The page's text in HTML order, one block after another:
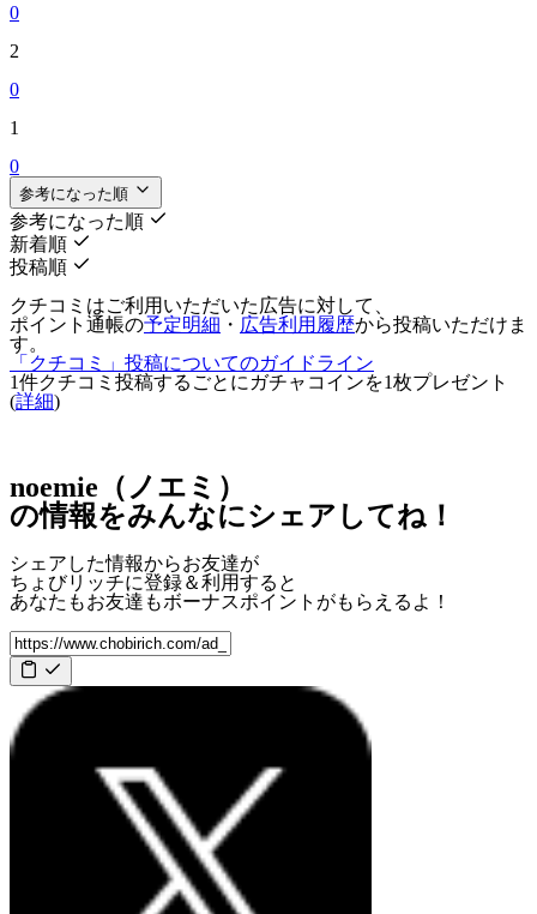
0
2
0
1
0
参考になった順
参考になった順
新着順
投稿順
クチコミはご利用いただいた広告に対して、
ポイント通帳の予定明細 ・ 広告利用履歴から投稿いただけま
す。
「クチコミ」投稿についてのガイドライン
1件クチコミ投稿するごとに ガチャコインを1枚プレゼント
(詳細)
noemie（ノエミ）
の情報をみんなにシェアしてね！
シェアした情報からお友達が
ちょびリッチに登録＆利用すると
あなたもお友達もボーナスポイント がもらえるよ！